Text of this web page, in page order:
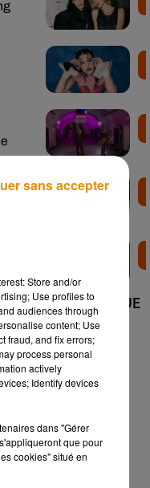
+ DE MUSIQUE
Store and/or
Use profiles to
audiences through
content; Use
fraud, and fix errors;
process personal
actively
Identify devices
dans "Gérer
que pour
cookies" situé en
sans accepter